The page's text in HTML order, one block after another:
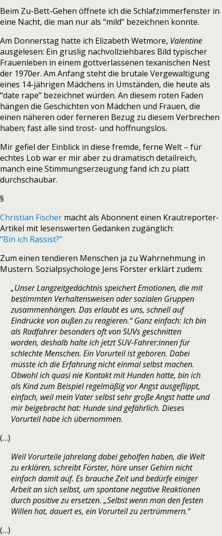
Beim Zu-Bett-Gehen öffnete ich die Schlafzimmerfenster in
eine Nacht, die man nur als “mild” bezeichnen konnte.
Am Donnerstag hatte ich Elizabeth Wetmore, Valentine
ausgelesen: Ein gruslig nachvollziehbares Bild typischer
Frauenleben in einem gottverlassenen texanischen Nest
der 1970er. Am Anfang steht die brutale Vergewaltigung
eines 14-jährigen Mädchens in Umständen, die heute als
“date rape” bezeichnet würden. An diesem roten Faden
hängen die Geschichten von Mädchen und Frauen, die
einen näheren oder ferneren Bezug zu diesem Verbrechen
haben; fast alle sind trost- und hoffnungslos.
Mir gefiel der Einblick in diese fremde, ferne Welt – für
echtes Lob war er mir aber zu dramatisch detailreich,
manch eine Stimmungserzeugung fand ich zu platt
durchschaubar.
§
Christian Fischer macht als Abonnent einen Krautreporter-
Artikel mit lesenswerten Gedanken zugänglich:
“Bin ich Rassist?”
Zum einen tendieren Menschen ja zu Wahrnehmung in
Mustern. Sozialpsychologe Jens Förster erklärt zudem:
„Unser Langzeitgedächtnis speichert Emotionen, die mit
bestimmten Verhaltensweisen oder sozialen Gruppen
zusammenhängen. Das erlaubt es uns, schnell auf
Eindrücke von außen zu reagieren.“ Ganz einfach: Ich bin
als Radfahrer besonders oft von SUVs geschnitten
worden, deshalb halte ich jetzt SUV-Fahrer:innen für
schlechte Menschen. Ein Vorurteil ist geboren. Dabei
müsste ich die Erfahrung nicht einmal selbst machen.
Obwohl ich quasi nie Kontakt mit Hunden hatte, bin ich
als Kind zum Beispiel regelmäßig vor Angst ausgeflippt,
einfach, weil mein Vater selbst sehr große Angst hatte und
mir beigebracht hat: Hunde sind gefährlich. Dieses
Vorurteil habe ich übernommen.
(…)
Weil Vorurteile jahrelang dabei geholfen haben, die Welt
zu erklären, schreibt Förster, höre unser Gehirn nicht
einfach damit auf. Es brauche Zeit und bedürfe einiger
Arbeit an sich selbst, um spontane negative Reaktionen
durch positive zu ersetzen. „Selbst wenn man den festen
Willen hat, dauert es, ein Vorurteil zu zertrümmern.“
(…)